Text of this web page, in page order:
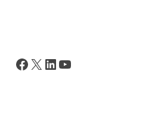
Facebook
X LinkedIn
YouTube